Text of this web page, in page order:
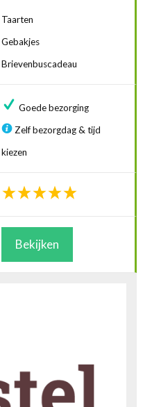
Taarten
Gebakjes
Brievenbuscadeau
Goede bezorging
Zelf bezorgdag & tijd
kiezen
Bekijken